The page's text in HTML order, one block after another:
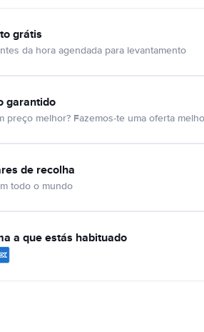
grátis
da hora agendada para levantamento
garantido
preço melhor? Fazemos-te uma oferta
de recolha
todo o mundo
a que estás habituado